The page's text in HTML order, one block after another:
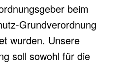
beim
Grundverordnung
wurden. Unsere
soll sowohl für die